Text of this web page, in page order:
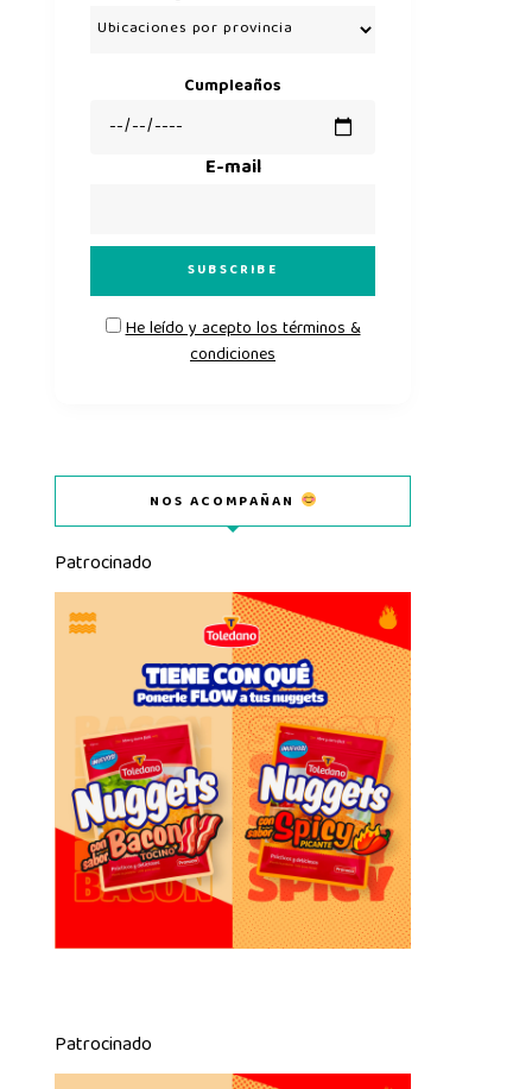
Cumpleaños
E-mail
He leído y acepto los términos &
condiciones
NOS ACOMPAÑAN
Patrocinado
Patrocinado